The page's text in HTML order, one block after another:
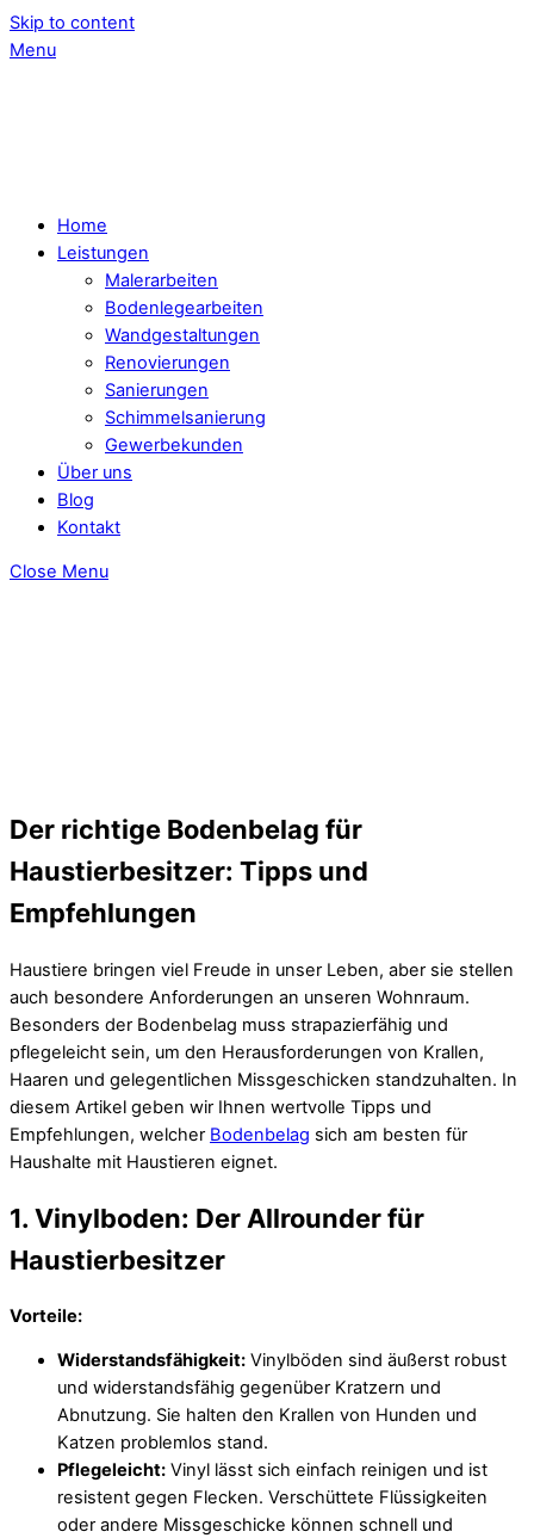
Skip to content
Menu
Home
Leistungen
Malerarbeiten
Bodenlegearbeiten
Wandgestaltungen
Renovierungen
Sanierungen
Schimmelsanierung
Gewerbekunden
Über uns
Blog
Kontakt
Close Menu
Der richtige Bodenbelag für
Haustierbesitzer: Tipps und
Empfehlungen
Haustiere bringen viel Freude in unser Leben, aber sie stellen
auch besondere Anforderungen an unseren Wohnraum.
Besonders der Bodenbelag muss strapazierfähig und
pflegeleicht sein, um den Herausforderungen von Krallen,
Haaren und gelegentlichen Missgeschicken standzuhalten. In
diesem Artikel geben wir Ihnen wertvolle Tipps und
Empfehlungen, welcher Bodenbelag sich am besten für
Haushalte mit Haustieren eignet.
1. Vinylboden: Der Allrounder für
Haustierbesitzer
Vorteile:
Widerstandsfähigkeit: Vinylböden sind äußerst robust
und widerstandsfähig gegenüber Kratzern und
Abnutzung. Sie halten den Krallen von Hunden und
Katzen problemlos stand.
Pflegeleicht: Vinyl lässt sich einfach reinigen und ist
resistent gegen Flecken. Verschüttete Flüssigkeiten
oder andere Missgeschicke können schnell und